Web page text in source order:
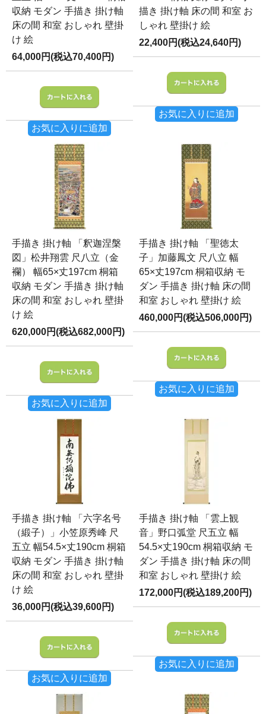
収納 モダン 手描き 掛け軸
床の間 和室 おしゃれ 壁掛
け 絵
64,000円(税込70,400円)
お気に入りに追加
描き 掛け軸 床の間 和室 お
しゃれ 壁掛け 絵
22,400円(税込24,640円)
お気に入りに追加
手描き 掛け軸 「釈迦涅槃
図」松井翔雲 尺八立（金
襴） 幅65×丈197cm 桐箱
収納 モダン 手描き 掛け軸
床の間 和室 おしゃれ 壁掛
け 絵
620,000円(税込682,000円)
お気に入りに追加
手描き 掛け軸 「聖徳太
子」加藤鳳文 尺八立 幅
65×丈197cm 桐箱収納 モ
ダン 手描き 掛け軸 床の間
和室 おしゃれ 壁掛け 絵
460,000円(税込506,000円)
お気に入りに追加
手描き 掛け軸 「六字名号
（緞子）」小笠原秀峰 尺
五立 幅54.5×丈190cm 桐箱
収納 モダン 手描き 掛け軸
床の間 和室 おしゃれ 壁掛
け 絵
36,000円(税込39,600円)
お気に入りに追加
手描き 掛け軸 「雲上観
音」野口弧堂 尺五立 幅
54.5×丈190cm 桐箱収納 モ
ダン 手描き 掛け軸 床の間
和室 おしゃれ 壁掛け 絵
172,000円(税込189,200円)
お気に入りに追加